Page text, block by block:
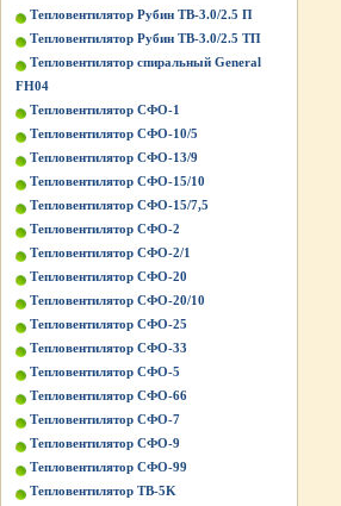
Тепловентилятор Рубин ТВ-3.0/2.5 П
Тепловентилятор Рубин ТВ-3.0/2.5 ТП
Тепловентилятор спиральный General
FH04
Тепловентилятор СФО-1
Тепловентилятор СФО-10/5
Тепловентилятор СФО-13/9
Тепловентилятор СФО-15/10
Тепловентилятор СФО-15/7,5
Тепловентилятор СФО-2
Тепловентилятор СФО-2/1
Тепловентилятор СФО-20
Тепловентилятор СФО-20/10
Тепловентилятор СФО-25
Тепловентилятор СФО-33
Тепловентилятор СФО-5
Тепловентилятор СФО-66
Тепловентилятор СФО-7
Тепловентилятор СФО-9
Тепловентилятор СФО-99
Тепловентилятор ТВ-5K